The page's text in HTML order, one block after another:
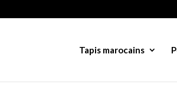
Tapis marocains